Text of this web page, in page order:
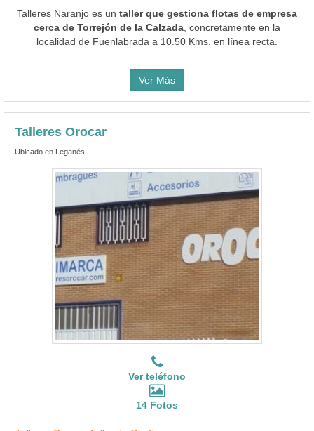
Talleres Naranjo es un taller que gestiona flotas de empresa
cerca de Torrejón de la Calzada , concretamente en la
localidad de Fuenlabrada a 10.50 Kms. en línea recta.
Ver Más
Talleres Orocar
Ubicado en Leganés
Ver teléfono
14 Fotos